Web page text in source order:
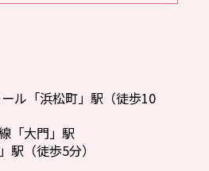
ル「浜松町」駅（徒歩10
「大門」駅
駅（徒歩5分）